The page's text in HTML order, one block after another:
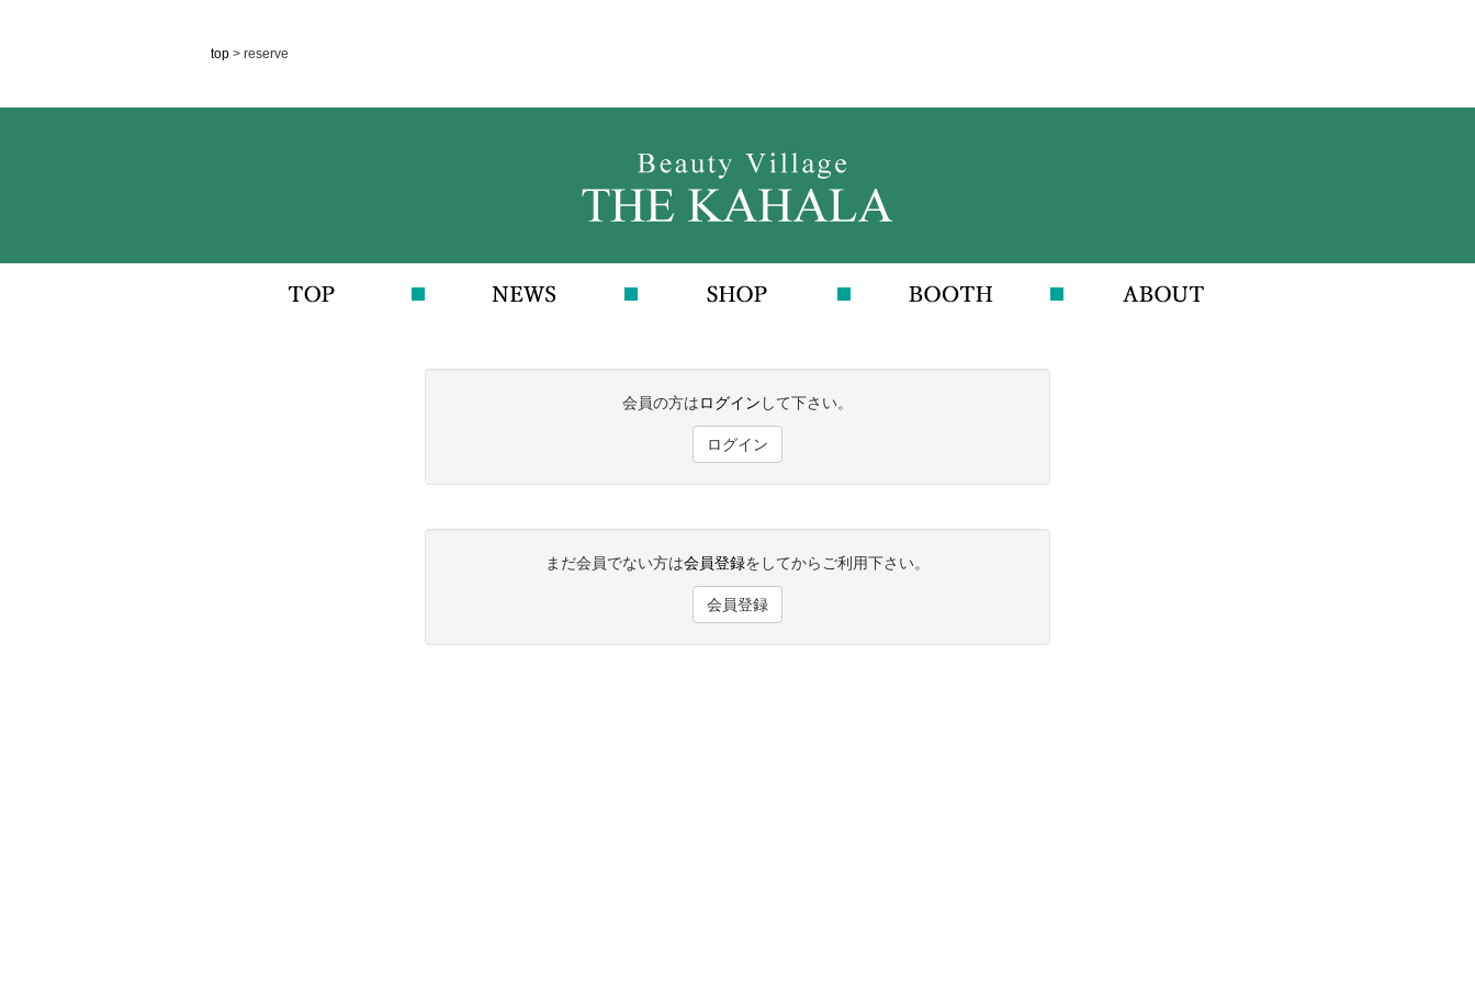
top > reserve
会員の方はログイン して下さい。
ログイン
まだ会員でない方は会員登録をしてからご利用下さい。
会員登録